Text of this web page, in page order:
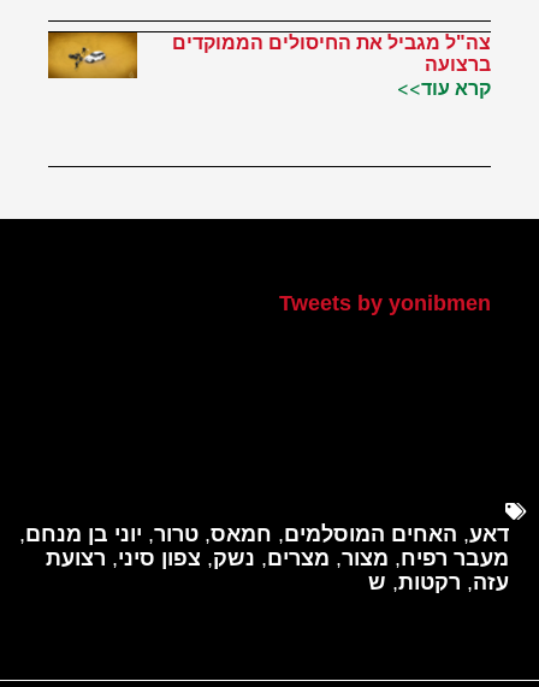
צה"ל מגביל את החיסולים הממוקדים
ברצועה
קרא עוד>>
Tweets by yonibmen
דאע, האחים המוסלמים, חמאס, טרור, יוני בן מנחם,
מעבר רפיח, מצור, מצרים, נשק, צפון סיני, רצועת
עזה, רקטות, ש